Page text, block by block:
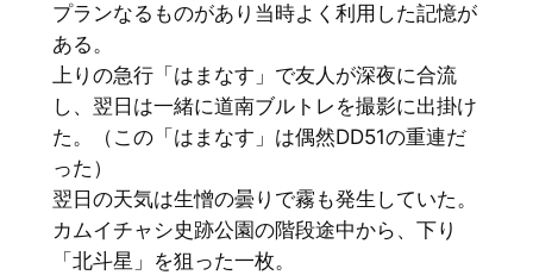
プランなるものがあり当時よく利用した記憶が
ある。
上りの急行「はまなす」で友人が深夜に合流
し、翌日は一緒に道南ブルトレを撮影に出掛け
た。（この「はまなす」は偶然DD51の重連だ
った）
翌日の天気は生憎の曇りで霧も発生していた。
カムイチャシ史跡公園の階段途中から、下り
「北斗星」を狙った一枚。